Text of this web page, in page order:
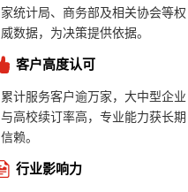
家统计局、商务部及相关协会等权
威数据，为决策提供依据。
客户高度认可
累计服务客户逾万家，大中型企业
与高校续订率高，专业能力获长期
信赖。
行业影响力